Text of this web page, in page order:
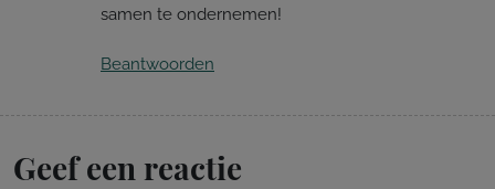
samen te ondernemen!
Beantwoorden
Geef een reactie